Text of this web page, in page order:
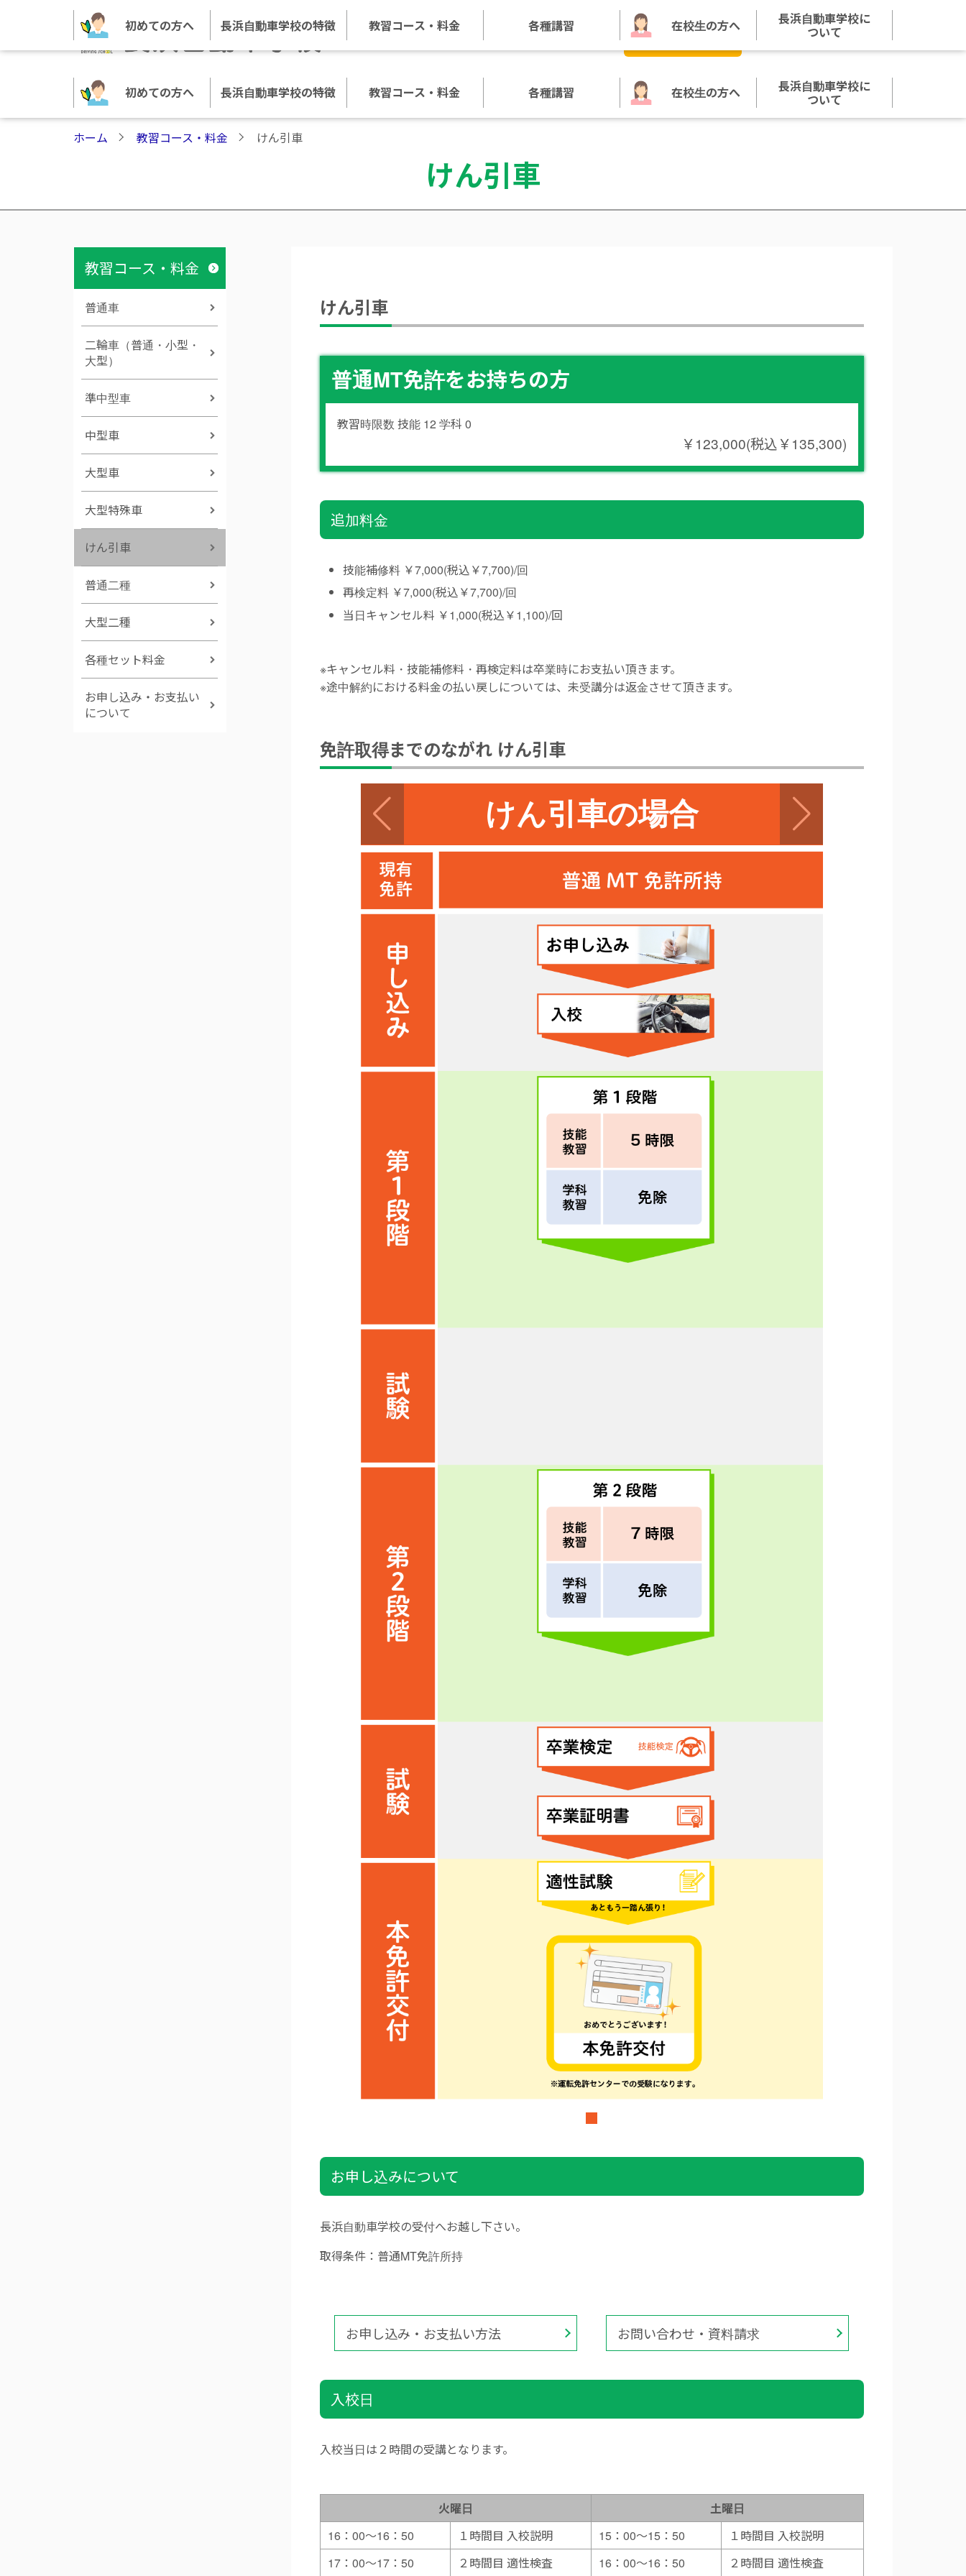
よくあるご質問
お問い合わせ
初めての方へ 長浜自動車学校の特徴 教習コース・料金 各種講習 在校生の方へ
長浜自動車学校に
ついて
初めての方へ 長浜自動車学校の特徴 教習コース・料金 各種講習 在校生の方へ
長浜自動車学校に
ついて
ホーム 教習コース・料金 けん引車
けん引車
けん引車
普通MT免許をお持ちの方
教習時限数 技能 12 学科 0
￥123,000(税込￥135,300)
追加料金
技能補修料 ￥7,000(税込￥7,700)/回
再検定料 ￥7,000(税込￥7,700)/回
当日キャンセル料 ￥1,000(税込￥1,100)/回
※キャンセル料・技能補修料・再検定料は卒業時にお支払い頂きます。
※途中解約における料金の払い戻しについては、未受講分は返金させて頂きます。
免許取得までのながれ けん引車
けん引車の場合
お申し込みについて
長浜自動車学校の受付へお越し下さい。
取得条件：普通MT免許所持
お申し込み・お支払い方法 お問い合わせ・資料請求
入校日
入校当日は２時間の受講となります。
火曜日
土曜日
16：00～16：50
１時間目 入校説明 15：00～15：50
１時間目 入校説明
17：00～17：50
２時間目 適性検査 16：00～16：50 ２時間目 適性検査
教習コース・料金
普通車
二輪車（普通・小型・
大型）
準中型車
中型車
大型車
大型特殊車
けん引車
普通二種
大型二種
各種セット料金
お申し込み・お支払い
について